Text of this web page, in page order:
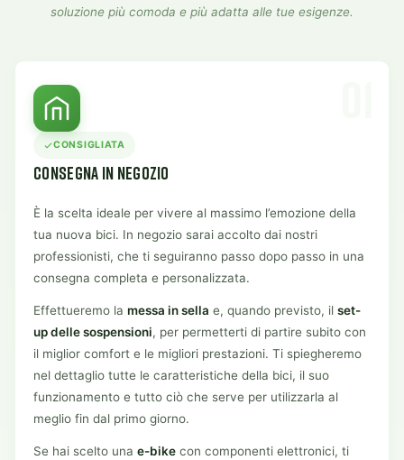
soluzione più comoda e più adatta alle tue esigenze.
CONSIGLIATA
CONSEGNA IN NEGOZIO
È la scelta ideale per vivere al massimo l’emozione della
tua nuova bici. In negozio sarai accolto dai nostri
professionisti, che ti seguiranno passo dopo passo in una
consegna completa e personalizzata.
Effettueremo la messa in sella e, quando previsto, il set-
up delle sospensioni, per permetterti di partire subito con
il miglior comfort e le migliori prestazioni. Ti spiegheremo
nel dettaglio tutte le caratteristiche della bici, il suo
funzionamento e tutto ciò che serve per utilizzarla al
meglio fin dal primo giorno.
Se hai scelto una e-bike con componenti elettronici, ti